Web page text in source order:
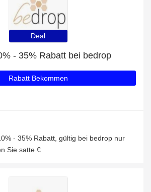
Deal
- 35% Rabatt bei bedrop
Rabatt Bekommen
- 35% Rabatt, gültig bei bedrop nur
Sie satte €